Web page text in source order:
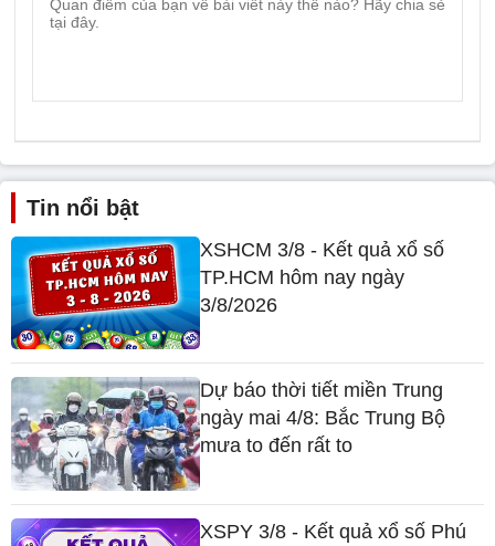
Tin nổi bật
XSHCM 3/8 - Kết quả xổ số
TP.HCM hôm nay ngày
3/8/2026
Dự báo thời tiết miền Trung
ngày mai 4/8: Bắc Trung Bộ
mưa to đến rất to
XSPY 3/8 - Kết quả xổ số Phú